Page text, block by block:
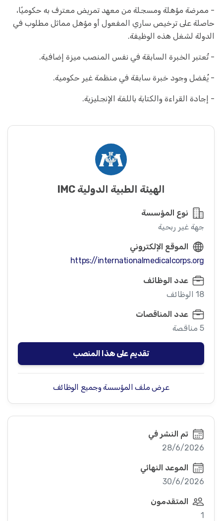
- ممرضة مؤهلة ومسجلة من معهد تمريض معترف به حكوميًا،
حاصلة على ترخيص ساري المفعول أو مؤهل مماثل مطلوب في
الدولة لشغل هذه الوظيفة.
- تُعتبر الخبرة السابقة في نفس المنصب ميزة إضافية.
- يُفضل وجود خبرة سابقة في منظمة غير حكومية.
- إجادة القراءة والكتابة باللغة الإنجليزية.
الهيئة الطبية الدولية IMC
نوع المؤسسة
جهة غير ربحية
الموقع الإلكتروني
https://internationalmedicalcorps.org
عدد الوظائف
18 الوظائف
عدد المناقصات
5 مناقصة
تقديم على هذا المنصب
عرض ملف المؤسسة وجميع الوظائف
تم النشر في
28/6/2026
الموعد النهائي
30/6/2026
المتقدمون
1